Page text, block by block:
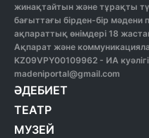
жинақтайтын және тұрақты
бағыттағы бірден-бір
ақпараттық өнімдері 18
Ақпарат және
KZ09VPY00109962 - ИА куәлігі
madeniportal@gmail.com
ӘДЕБИЕТ
ТЕАТР
МУЗЕЙ